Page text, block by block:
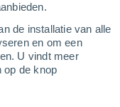
de installatie van alle
en om een
U vindt meer
op de knop